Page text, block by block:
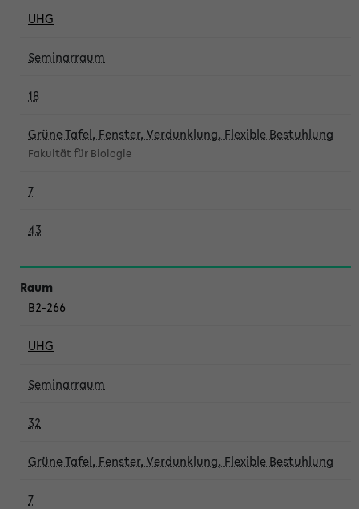
UHG
Seminarraum
18
Grüne Tafel, Fenster, Verdunklung, Flexible Bestuhlung
Fakultät für Biologie
7
43
B2-266
UHG
Seminarraum
32
Grüne Tafel, Fenster, Verdunklung, Flexible Bestuhlung
7